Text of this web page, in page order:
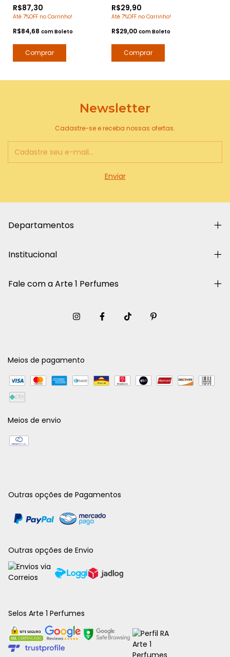
Contratipos Premium -
Arte 1 Perfumes
R$87,30
Até 7%OFF no Carrinho!
R$84,68 comBoleto
Paul - Pomada
Modeladora Anti Frizz
R$29,90
Até 7%OFF no Carrinho!
R$29,00comBoleto
Newsletter
Cadastre-se e receba nossas ofertas.
Departamentos
Institucional
Fale com a Arte 1 Perfumes
Meios de pagamento
Meios de envio
Outras opções de Pagamentos
Outras opções de Envio
Selos Arte 1 Perfumes